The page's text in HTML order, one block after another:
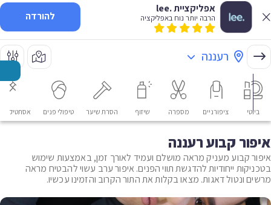
אפליקציית .lee
הרבה יותר נוח באפליקציה להורדה
רעננה
ביוטי ציפורניים מספרה שיזוף הסרת שיער טיפולי פנים אסתטיקה
איפור קבוע רעננה
איפור קבוע מעניק מראה מושלם ועמיד לאורך זמן, באמצעות שימוש
בטכניקות ייחודיות להדגשת תווי הפנים. איפור ערב עשוי להבטיח מראה
מרשים ונטול דאגות. מצאו בקלות את התור הקרוב והזמינו עכשיו.